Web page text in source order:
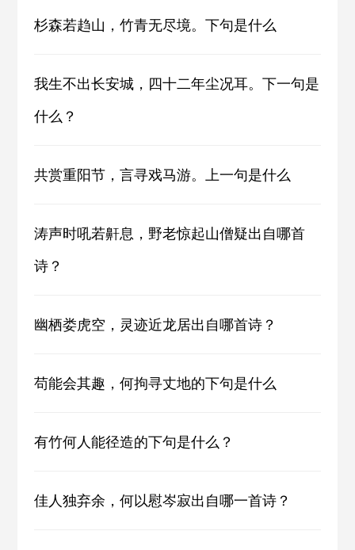
杉森若趋山，竹青无尽境。下句是什么
我生不出长安城，四十二年尘况耳。下一句是
什么？
共赏重阳节，言寻戏马游。上一句是什么
涛声时吼若鼾息，野老惊起山僧疑出自哪首
诗？
幽栖娄虎空，灵迹近龙居出自哪首诗？
苟能会其趣，何拘寻丈地的下句是什么
有竹何人能径造的下句是什么？
佳人独弃余，何以慰岑寂出自哪一首诗？